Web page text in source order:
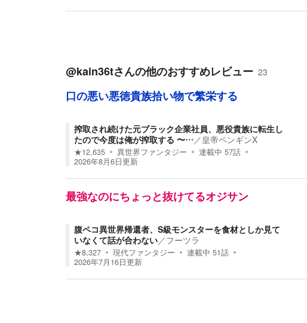
@kain36tさんの他のおすすめレビュー 23
口の悪い悪徳貴族拾い物で繁栄する
搾取され続けた元ブラック企業社員、悪役貴族に転生し
たので今度は俺が搾取する 〜…／皇帝ペンギンX
★12,635 異世界ファンタジー 連載中 57話
2026年8月6日更新
最強なのにちょっと抜けてるオジサン
腹ペコ異世界帰還者、S級モンスターを食材としか見て
いなくて話が合わない／フーツラ
★8,327 現代ファンタジー 連載中 51話
2026年7月16日更新